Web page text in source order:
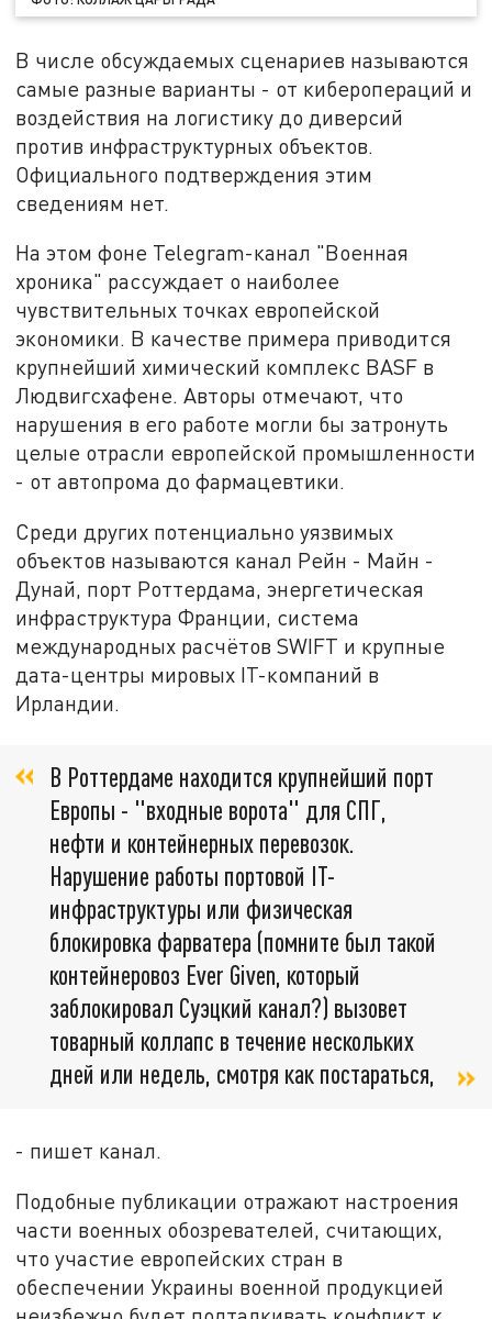
В числе обсуждаемых сценариев называются
самые разные варианты - от киберопераций и
воздействия на логистику до диверсий
против инфраструктурных объектов.
Официального подтверждения этим
сведениям нет.
На этом фоне Telegram-канал "Военная
хроника" рассуждает о наиболее
чувствительных точках европейской
экономики. В качестве примера приводится
крупнейший химический комплекс BASF в
Людвигсхафене. Авторы отмечают, что
нарушения в его работе могли бы затронуть
целые отрасли европейской промышленности
- от автопрома до фармацевтики.
Среди других потенциально уязвимых
объектов называются канал Рейн - Майн -
Дунай, порт Роттердама, энергетическая
инфраструктура Франции, система
международных расчётов SWIFT и крупные
дата-центры мировых IT-компаний в
Ирландии.
В Роттердаме находится крупнейший порт
Европы - "входные ворота" для СПГ,
нефти и контейнерных перевозок.
Нарушение работы портовой IT-
инфраструктуры или физическая
блокировка фарватера (помните был такой
контейнеровоз Ever Given, который
заблокировал Суэцкий канал?) вызовет
товарный коллапс в течение нескольких
дней или недель, смотря как постараться,
- пишет канал.
Подобные публикации отражают настроения
части военных обозревателей, считающих,
что участие европейских стран в
обеспечении Украины военной продукцией